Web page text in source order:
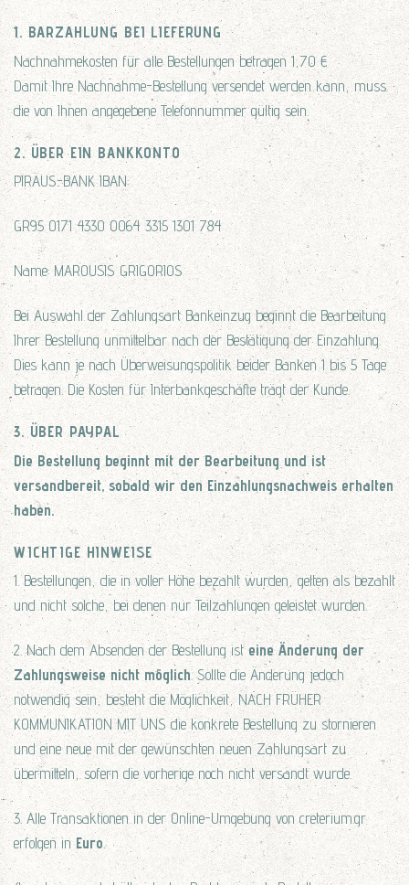
1. BARZAHLUNG BEI LIEFERUNG
Nachnahmekosten für alle Bestellungen betragen 1,70 €
Damit Ihre Nachnahme-Bestellung versendet werden kann, muss
die von Ihnen angegebene Telefonnummer gültig sein.
2. ÜBER EIN BANKKONTO
PIRÄUS-BANK IBAN:
GR95 0171 4330 0064 3315 1301 784
Name: MAROUSIS GRIGORIOS
Bei Auswahl der Zahlungsart Bankeinzug beginnt die Bearbeitung
Ihrer Bestellung unmittelbar nach der Bestätigung der Einzahlung.
Dies kann je nach Überweisungspolitik beider Banken 1 bis 5 Tage
betragen. Die Kosten für Interbankgeschäfte trägt der Kunde.
3. ÜBER PAYPAL
Die Bestellung beginnt mit der Bearbeitung und ist
versandbereit, sobald wir den Einzahlungsnachweis erhalten
haben.
WICHTIGE HINWEISE
1. Bestellungen, die in voller Höhe bezahlt wurden, gelten als bezahlt
und nicht solche, bei denen nur Teilzahlungen geleistet wurden.
2. Nach dem Absenden der Bestellung isteine Änderung der
Zahlungsweise nicht möglich. Sollte die Änderung jedoch
notwendig sein, besteht die Möglichkeit, NACH FRÜHER
KOMMUNIKATION MIT UNS die konkrete Bestellung zu stornieren
und eine neue mit der gewünschten neuen Zahlungsart zu
übermitteln, sofern die vorherige noch nicht versandt wurde.
3. Alle Transaktionen in der Online-Umgebung von creterium.gr
erfolgen in Euro.